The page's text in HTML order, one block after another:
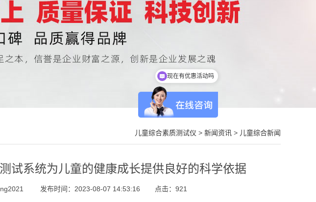
儿童综合素质测试仪 > 新闻资讯 > 儿童综合新闻
试系统为儿童的健康成长提供良好的科学依据
发布时间：2023-08-07 14:53:16 点击： 921
现在有优惠活动吗